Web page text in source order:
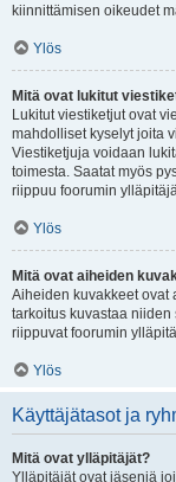
kiinnittämisen oikeudet
Ylös
Mitä ovat lukitut
Lukitut viestiketjut ovat
mahdolliset kyselyt joita
Viestiketjuja voidaan
toimesta. Saatat myös
riippuu foorumin
Ylös
Mitä ovat aiheiden
Aiheiden kuvakkeet ovat
tarkoitus kuvastaa
riippuvat foorumin
Ylös
Käyttäjätasot ja
Mitä ovat ylläpitäjät?
Ylläpitäjät ovat jäseniä